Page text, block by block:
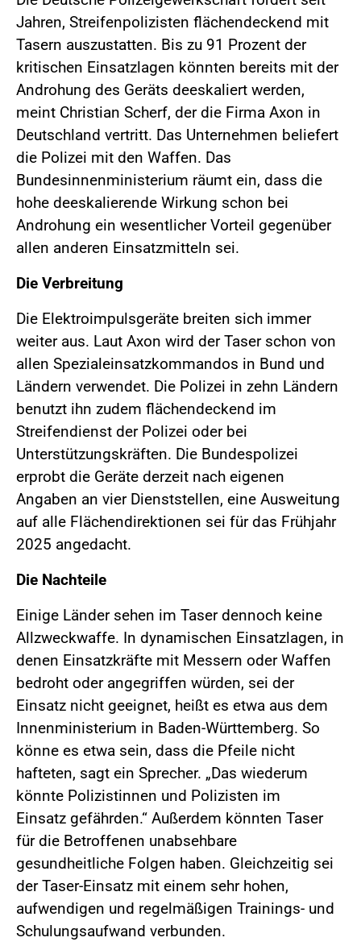
Jahren, Streifenpolizisten flächendeckend mit
Tasern auszustatten. Bis zu 91 Prozent der
kritischen Einsatzlagen könnten bereits mit der
Androhung des Geräts deeskaliert werden,
meint Christian Scherf, der die Firma Axon in
Deutschland vertritt. Das Unternehmen beliefert
die Polizei mit den Waffen. Das
Bundesinnenministerium räumt ein, dass die
hohe deeskalierende Wirkung schon bei
Androhung ein wesentlicher Vorteil gegenüber
allen anderen Einsatzmitteln sei.
Die Verbreitung
Die Elektroimpulsgeräte breiten sich immer
weiter aus. Laut Axon wird der Taser schon von
allen Spezialeinsatzkommandos in Bund und
Ländern verwendet. Die Polizei in zehn Ländern
benutzt ihn zudem flächendeckend im
Streifendienst der Polizei oder bei
Unterstützungskräften. Die Bundespolizei
erprobt die Geräte derzeit nach eigenen
Angaben an vier Dienststellen, eine Ausweitung
auf alle Flächendirektionen sei für das Frühjahr
2025 angedacht.
Die Nachteile
Einige Länder sehen im Taser dennoch keine
Allzweckwaffe. In dynamischen Einsatzlagen, in
denen Einsatzkräfte mit Messern oder Waffen
bedroht oder angegriffen würden, sei der
Einsatz nicht geeignet, heißt es etwa aus dem
Innenministerium in Baden-Württemberg. So
könne es etwa sein, dass die Pfeile nicht
hafteten, sagt ein Sprecher. „Das wiederum
könnte Polizistinnen und Polizisten im
Einsatz gefährden.“ Außerdem könnten Taser
für die Betroffenen unabsehbare
gesundheitliche Folgen haben. Gleichzeitig sei
der Taser-Einsatz mit einem sehr hohen,
aufwendigen und regelmäßigen Trainings- und
Schulungsaufwand verbunden.